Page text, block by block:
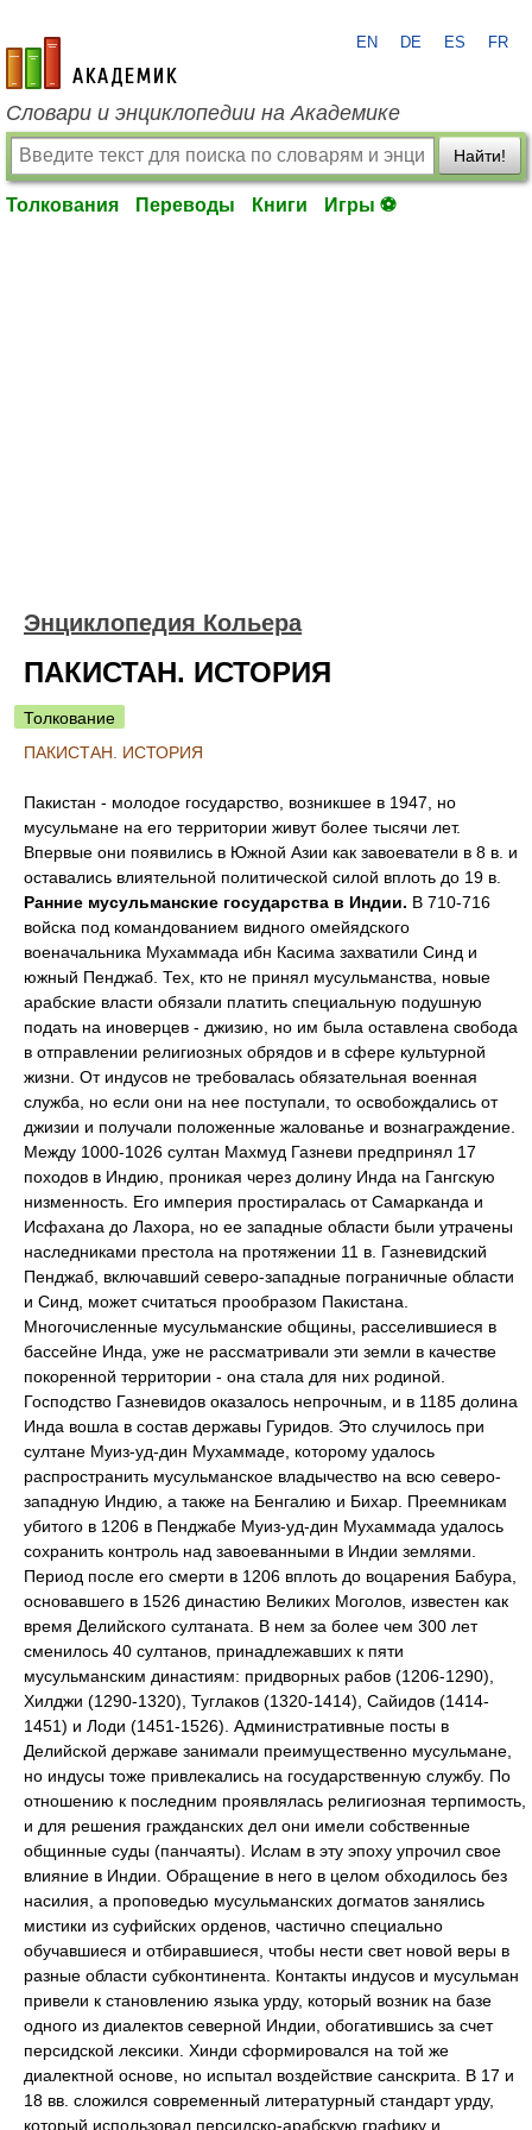
academic.ru
EN DE ES FR
Словари и энциклопедии на Академике
Найти!
Толкования Переводы Книги Игры ⚽
Энциклопедия Кольера
ПАКИСТАН. ИСТОРИЯ
Толкование
ПАКИСТАН. ИСТОРИЯ
Пакистан - молодое государство, возникшее в 1947, но
мусульмане на его территории живут более тысячи лет.
Впервые они появились в Южной Азии как завоеватели в 8 в. и
оставались влиятельной политической силой вплоть до 19 в.
Ранние мусульманские государства в Индии. В 710-716
войска под командованием видного омейядского
военачальника Мухаммада ибн Касима захватили Синд и
южный Пенджаб. Тех, кто не принял мусульманства, новые
арабские власти обязали платить специальную подушную
подать на иноверцев - джизию, но им была оставлена свобода
в отправлении религиозных обрядов и в сфере культурной
жизни. От индусов не требовалась обязательная военная
служба, но если они на нее поступали, то освобождались от
джизии и получали положенные жалованье и вознаграждение.
Между 1000-1026 султан Махмуд Газневи предпринял 17
походов в Индию, проникая через долину Инда на Гангскую
низменность. Его империя простиралась от Самарканда и
Исфахана до Лахора, но ее западные области были утрачены
наследниками престола на протяжении 11 в. Газневидский
Пенджаб, включавший северо-западные пограничные области
и Синд, может считаться прообразом Пакистана.
Многочисленные мусульманские общины, расселившиеся в
бассейне Инда, уже не рассматривали эти земли в качестве
покоренной территории - она стала для них родиной.
Господство Газневидов оказалось непрочным, и в 1185 долина
Инда вошла в состав державы Гуридов. Это случилось при
султане Муиз-уд-дин Мухаммаде, которому удалось
распространить мусульманское владычество на всю северо-
западную Индию, а также на Бенгалию и Бихар. Преемникам
убитого в 1206 в Пенджабе Муиз-уд-дин Мухаммада удалось
сохранить контроль над завоеванными в Индии землями.
Период после его смерти в 1206 вплоть до воцарения Бабура,
основавшего в 1526 династию Великих Моголов, известен как
время Делийского султаната. В нем за более чем 300 лет
сменилось 40 султанов, принадлежавших к пяти
мусульманским династиям: придворных рабов (1206-1290),
Хилджи (1290-1320), Туглаков (1320-1414), Сайидов (1414-
1451) и Лоди (1451-1526). Административные посты в
Делийской державе занимали преимущественно мусульмане,
но индусы тоже привлекались на государственную службу. По
отношению к последним проявлялась религиозная терпимость,
и для решения гражданских дел они имели собственные
общинные суды (панчаяты). Ислам в эту эпоху упрочил свое
влияние в Индии. Обращение в него в целом обходилось без
насилия, а проповедью мусульманских догматов занялись
мистики из суфийских орденов, частично специально
обучавшиеся и отбиравшиеся, чтобы нести свет новой веры в
разные области субконтинента. Контакты индусов и мусульман
привели к становлению языка урду, который возник на базе
одного из диалектов северной Индии, обогатившись за счет
персидской лексики. Хинди сформировался на той же
диалектной основе, но испытал воздействие санскрита. В 17 и
18 вв. сложился современный литературный стандарт урду,
который использовал персидско-арабскую графику и